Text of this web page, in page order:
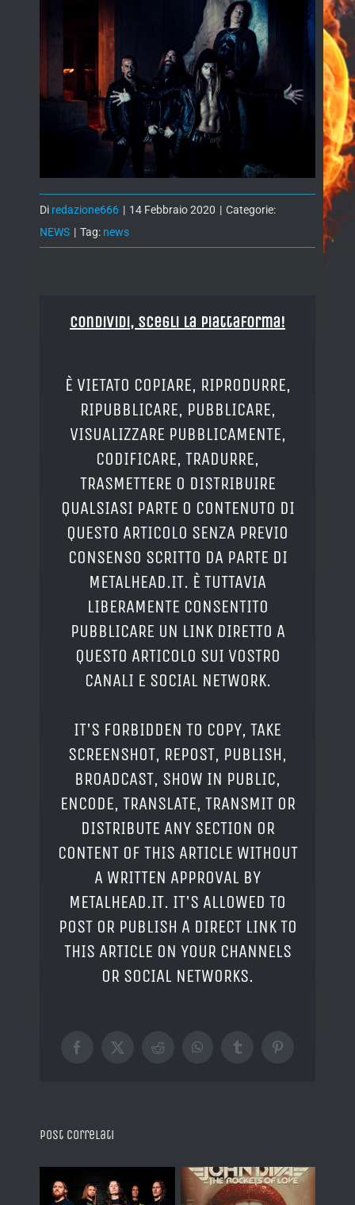
Di redazione666 | 14 Febbraio 2020 | Categorie:
NEWS | Tag: news
Condividi, Scegli la piattaforma!
È VIETATO COPIARE, RIPRODURRE,
RIPUBBLICARE, PUBBLICARE,
VISUALIZZARE PUBBLICAMENTE,
CODIFICARE, TRADURRE,
TRASMETTERE O DISTRIBUIRE
QUALSIASI PARTE O CONTENUTO DI
QUESTO ARTICOLO SENZA PREVIO
CONSENSO SCRITTO DA PARTE DI
METALHEAD.IT. È TUTTAVIA
LIBERAMENTE CONSENTITO
PUBBLICARE UN LINK DIRETTO A
QUESTO ARTICOLO SUI VOSTRO
CANALI E SOCIAL NETWORK.
IT'S FORBIDDEN TO COPY, TAKE
SCREENSHOT, REPOST, PUBLISH,
BROADCAST, SHOW IN PUBLIC,
ENCODE, TRANSLATE, TRANSMIT OR
DISTRIBUTE ANY SECTION OR
CONTENT OF THIS ARTICLE WITHOUT
A WRITTEN APPROVAL BY
METALHEAD.IT. IT'S ALLOWED TO
POST OR PUBLISH A DIRECT LINK TO
THIS ARTICLE ON YOUR CHANNELS
OR SOCIAL NETWORKS.
Facebook
X RedditWhatsAppTumblrPinterest
Post correlati